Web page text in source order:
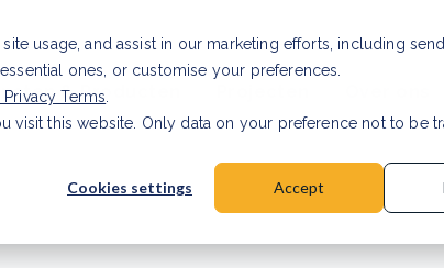
usage, and assist in our marketing efforts, including
ones, or customise your preferences.
Terms
visit this website. Only data on your preference not to be
Cookies settings Accept
& Producten
leverancier: wat verandert er in 2026?Lees artikel